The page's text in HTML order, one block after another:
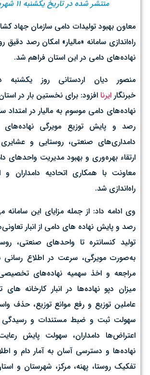
منتشر شده در تاریخ یکشنبه ۱۱ شهریور ۱۴۰۳
معاون بهبود تولیدات دامی سازمان جهاد
راه‌اندازی سامانه‌ «مالیار» امکان رصد دقیق
نهاده‌های دامی در این استان فراهم شد.
منصور دیان اردستانی روز
خبرنگار ایرنا افزود: برای نخستین بار در
نهاده‌های دامی موسوم به مالیار در امتداد
رصد و پایش توزیع مویرگی
دامداری‌های صنعتی، روستایی و
ارتقاء بهره‌وری و بهبود مدیریت واحدهای
معاونت با همکاری اتحادیه دامداران و
راه‌اندازی شد.
وی ادامه داد: از جمله مزایای این سامانه
رصد و پایش نهاده های دامی از انبار
تولید کنسانتره تا واحدهای صنعتی،
به‌صورت مویرگی، سرعت در اطلاع رسانی
مراجعه و اخذ سهمیه نهاده‌های
میزان دپو نهاده‌ها در انبار کارخانه های
عاملین توزیع و رفع موانع توزیع، حذف
سهولت ثبت و ضبط مستندات و رسیدگی
اعتراض‌ها دامداران، سهولت پایش
نهاده‌ها و دسترسی آسان به آمار دام و
تفکیک روستا، پهنه، مرکز، شهرستان و